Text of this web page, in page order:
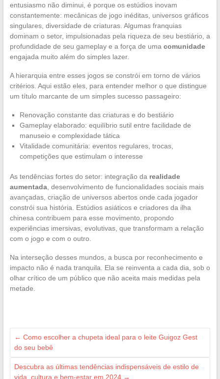
entusiasmo não diminui, é porque os estúdios inovam
constantemente: mecânicas de jogo inéditas, universos gráficos
singulares, diversidade de criaturas. Algumas franquias
dominam o setor, impulsionadas pela riqueza de seu bestiário, a
profundidade de seu gameplay e a força de uma comunidade
engajada muito além do simples lazer.
A hierarquia entre esses jogos se constrói em torno de vários
critérios. Aqui estão eles, para entender melhor o que distingue
um título marcante de um simples sucesso passageiro:
Renovação constante das criaturas e do bestiário
Gameplay elaborado: equilíbrio sutil entre facilidade de
manuseio e complexidade tática
Vitalidade comunitária: eventos regulares, trocas,
competições que estimulam o interesse
As tendências fortes do setor: integração da realidade
aumentada, desenvolvimento de funcionalidades sociais mais
avançadas, criação de universos abertos onde cada jogador
constrói sua história. Estúdios asiáticos e criadores da ilha
chinesa contribuem para esse movimento, propondo
experiências imersivas, evolutivas, que transformam a relação
com o jogo e com o outro.
Na interseção desses mundos, a busca por reconhecimento e
impacto não é nada tranquila. Ela se reinventa a cada dia, sob o
olhar crítico de um público que não aceita mais medidas pela
metade.
← Como escolher a chupeta ideal para o leite Guigoz Gest
do seu bebê
Descubra as últimas tendências indispensáveis de estilo de
vida, cultura e bem-estar em 2024 →